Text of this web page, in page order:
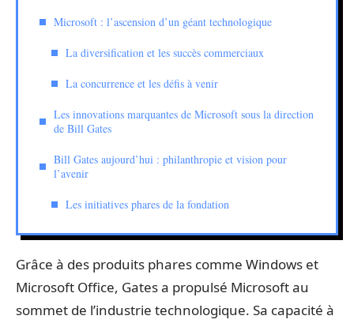
Microsoft : l’ascension d’un géant technologique
La diversification et les succès commerciaux
La concurrence et les défis à venir
Les innovations marquantes de Microsoft sous la direction
de Bill Gates
Bill Gates aujourd’hui : philanthropie et vision pour
l’avenir
Les initiatives phares de la fondation
Grâce à des produits phares comme Windows et
Microsoft Office, Gates a propulsé Microsoft au
sommet de l’industrie technologique. Sa capacité à